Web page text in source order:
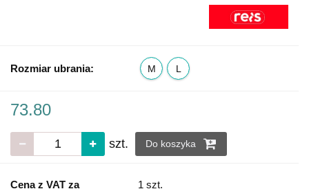
Rozmiar ubrania: M L
73.80
szt. Do koszyka
Cena z VAT za 1 szt.